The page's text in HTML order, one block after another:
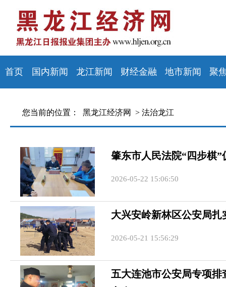
首页 国内新闻 龙江新闻 财经金融 地市新闻 聚
您当前的位置： 黑龙江经济网 > 法治龙江
肇东市人民法院“四步棋
2026-05-22 15:06:50
大兴安岭新林区公安局
2026-05-21 15:56:29
五大连池市公安局专项